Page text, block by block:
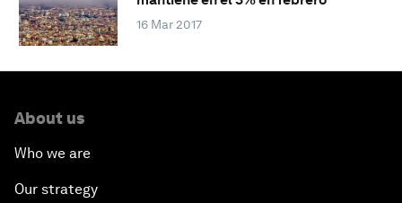
16 Mar 2017
About us
Who we are
Our strategy